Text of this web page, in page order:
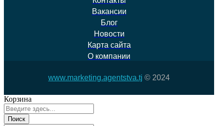
Вакансии
Блог
Новости
Карта сайта
О компании
www.marketing.agentstva.tj © 2024
Корзина